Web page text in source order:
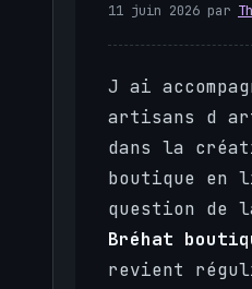
11 juin 2026 par
J ai
artisans d
dans la
boutique en
question de
Bréhat
revient